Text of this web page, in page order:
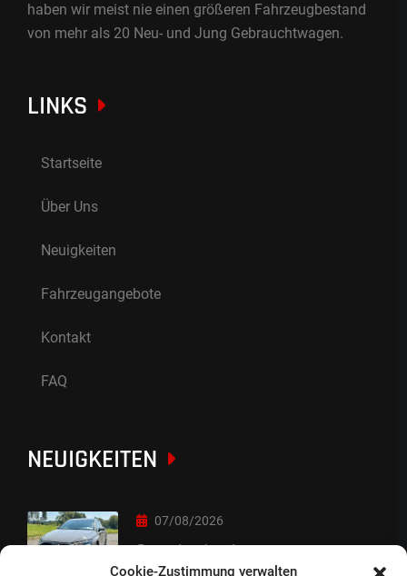
Cookie-Zustimmung verwalten
haben wir meist nie einen größeren Fahrzeugbestand
von mehr als 20 Neu- und Jung Gebrauchtwagen.
LINKS
Startseite
Über Uns
Neuigkeiten
Fahrzeugangebote
Kontakt
FAQ
NEUIGKEITEN
07/08/2026
Sorry Leute :-)